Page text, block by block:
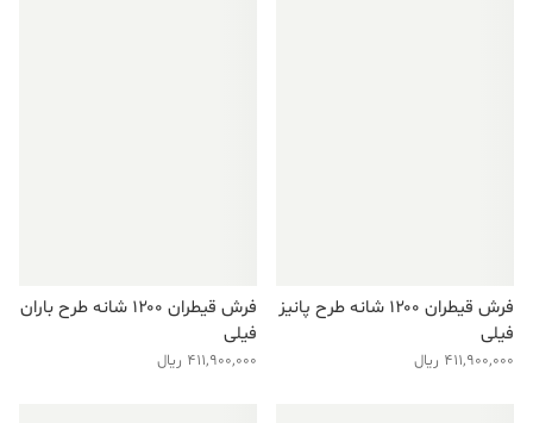
فرش قیطران ۱۲۰۰ شانه طرح پانیز
فیلی
411,900,000 ریال
فرش قیطران ۱۲۰۰ شانه طرح باران
فیلی
411,900,000 ریال